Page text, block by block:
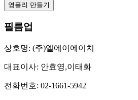
영플리 만들기
필름업
상호명: (주)엘에이에이치
대표이사: 안효영,이태화
전화번호: 02-1661-5942